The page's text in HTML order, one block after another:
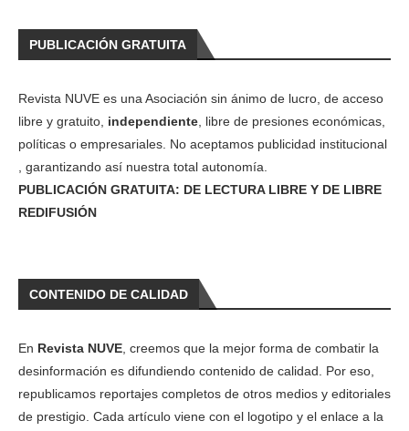
PUBLICACIÓN GRATUITA
Revista NUVE es una Asociación sin ánimo de lucro, de acceso
libre y gratuito, independiente , libre de presiones económicas,
políticas o empresariales. No aceptamos publicidad institucional
, garantizando así nuestra total autonomía.
PUBLICACIÓN GRATUITA: DE LECTURA LIBRE Y DE LIBRE
REDIFUSIÓN
CONTENIDO DE CALIDAD
En Revista NUVE , creemos que la mejor forma de combatir la
desinformación es difundiendo contenido de calidad. Por eso,
republicamos reportajes completos de otros medios y editoriales
de prestigio. Cada artículo viene con el logotipo y el enlace a la